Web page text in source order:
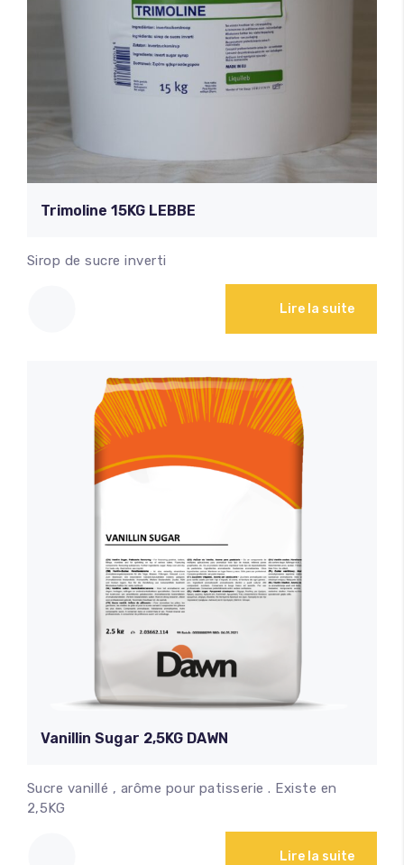
Trimoline 15KG LEBBE
Sirop de sucre inverti
Lire la suite
Vanillin Sugar 2,5KG DAWN
Sucre vanillé , arôme pour patisserie . Existe en
2,5KG
Lire la suite